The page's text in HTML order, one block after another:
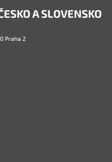
A SLOVENSKO
Praha 2